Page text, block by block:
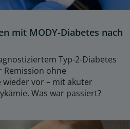
mit MODY-Diabetes nach
Typ-2-Diabetes
Remission ohne
vor – mit akuter
Was war passiert?